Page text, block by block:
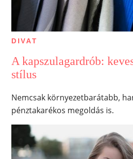
DIVAT
A kapszulagardrób:
stílus
Nemcsak környezetbarátabb,
pénztakarékos megoldás is.